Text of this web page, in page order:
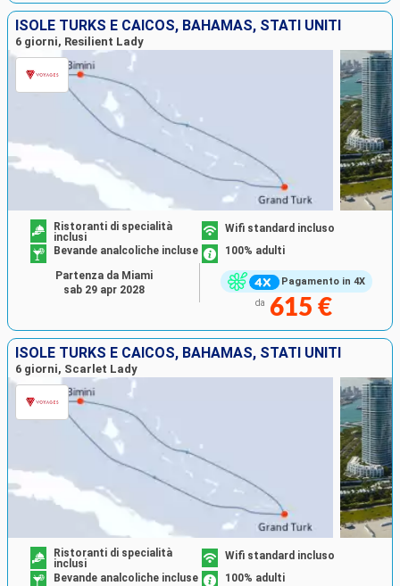
ISOLE TURKS E CAICOS, BAHAMAS, STATI UNITI
6 giorni, Resilient Lady
Pagamento in 4X
Ristoranti di specialità
inclusi
Wifi standard incluso
Bevande analcoliche incluse
100% adulti
da 615 €
Partenza da Miami
sab 29 apr 2028
ISOLE TURKS E CAICOS, BAHAMAS, STATI UNITI
6 giorni, Scarlet Lady
Ristoranti di specialità
inclusi
Wifi standard incluso
Bevande analcoliche incluse
100% adulti